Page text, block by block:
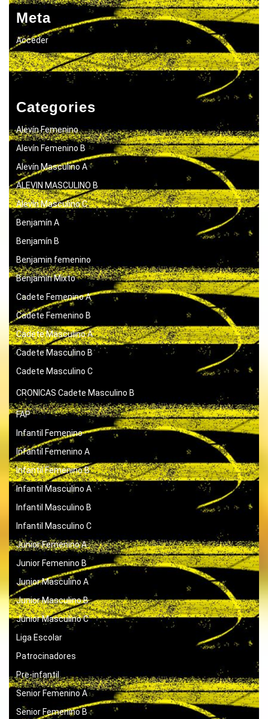
Meta
Acceder
Categories
Alevín Femenino
Alevín Femenino B
Alevín Masculino A
ALEVIN MASCULINO B
Alevín Masculino C
Benjamín A
Benjamín B
Benjamin femenino
Benjamín Mixto
Cadete Femenino A
Cadete Femenino B
Cadete Masculino A
Cadete Masculino B
Cadete Masculino C
CRONICAS Cadete Masculino B
FAP
Infantil Femenino
Infantil Femenino A
Infantil Femenino B
Infantil Masculino A
Infantil Masculino B
Infantil Masculino C
Junior Femenino A
Junior Femenino B
Junior Masculino A
Junior Masculino B
Junior Masculino C
Liga Escolar
Patrocinadores
Pre-infantil
Senior Femenino A
Senior Femenino B